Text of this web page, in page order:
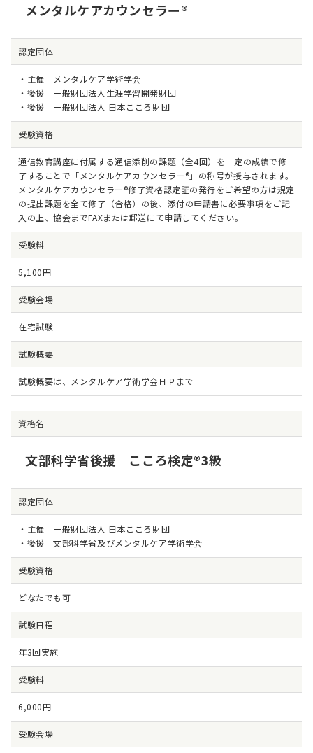
メンタルケアカウンセラー®
認定団体
・主催 メンタルケア学術学会
・後援 一般財団法人生涯学習開発財団
・後援 一般財団法人 日本こころ財団
受験資格
通信教育講座に付属する通信添削の課題（全4回）を一定の成績で修
了することで「メンタルケアカウンセラー®」の称号が授与されます。
メンタルケアカウンセラー®修了資格認定証の発行をご希望の方は規定
の提出課題を全て修了（合格）の後、添付の申請書に必要事項をご記
入の上、協会までFAXまたは郵送にて申請してください。
受験料
5,100円
受験会場
在宅試験
試験概要
試験概要は、 メンタルケア学術学会ＨＰ まで
資格名
文部科学省後援 こころ検定®3級
認定団体
・主催 一般財団法人 日本こころ財団
・後援 文部科学省及びメンタルケア学術学会
受験資格
どなたでも可
試験日程
年3回実施
受験料
6,000円
受験会場